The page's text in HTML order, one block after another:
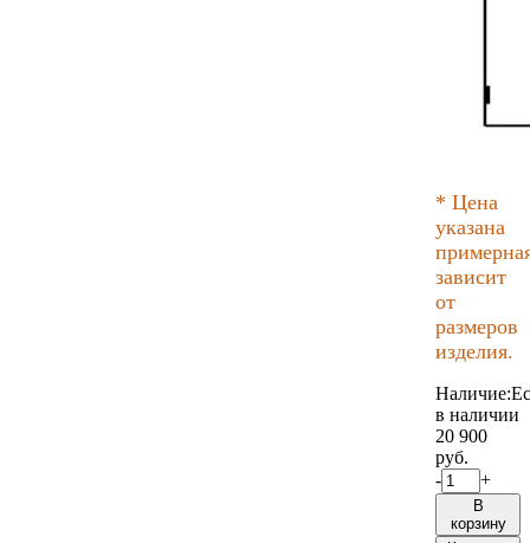
* Цена
указана
зависит
от
размеров
изделия.
Наличие:
в наличии
20 900
руб.
-
+
В
корзину